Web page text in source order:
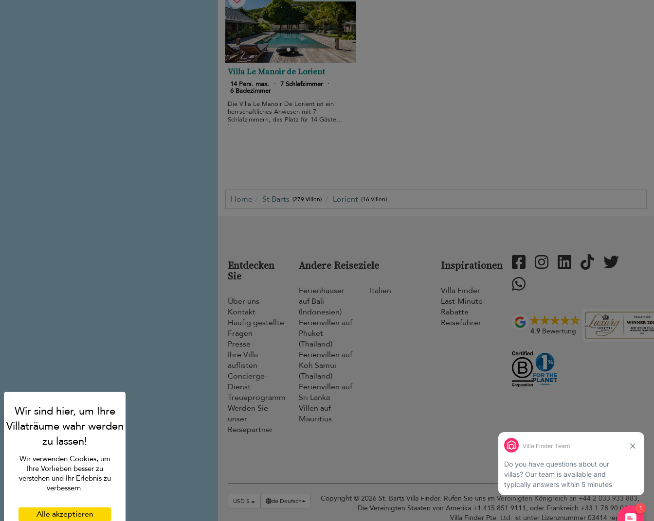
Villa Le Manoir de Lorient
14 Pers. max. · 7 Schlafzimmer ·
6 Badezimmer
Die Villa Le Manoir De Lorient ist ein
herrschaftliches Anwesen mit 7
Schlafzimmern, das Platz für 14 Gäste
bietet.
Home St Barts (279 Villen) Lorient (16 Villen)
Entdecken
Sie
Über uns
Kontakt
Häufig gestellte
Fragen
Presse
Ihre Villa
auflisten
Concierge-
Dienst
Treueprogramm
Werden Sie
unser
Reisepartner
Andere Reiseziele
Ferienhäuser
auf Bali
(Indonesien)
Ferienvillen auf
Phuket
(Thailand)
Ferienvillen auf
Koh Samui
(Thailand)
Ferienvillen auf
Sri Lanka
Villen auf
Mauritius
Italien
Inspirationen
Villa Finder
Last-Minute-
Rabatte
Reiseführer
4.9Bewertung
USD $ de Deutsch
Copyright ©️ 2026 St. Barts Villa Finder. Rufen Sie uns im Vereinigten Königreich an +44 2 033 933 883,
Die Vereinigten Staaten von Amerika +1 415 851 9111, oder Frankreich +33 1 78 90 04 96.
Villa Finder Pte. Ltd. ist unter Lizenznummer 03414 registriert
Wir verwenden Cookies, um
Ihre Vorlieben besser zu
verstehen und Ihr Erlebnis zu
verbessern.
Alle akzeptieren